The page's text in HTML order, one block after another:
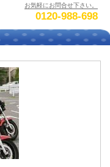
お気軽にお問合せ下さい。
0120-988-698